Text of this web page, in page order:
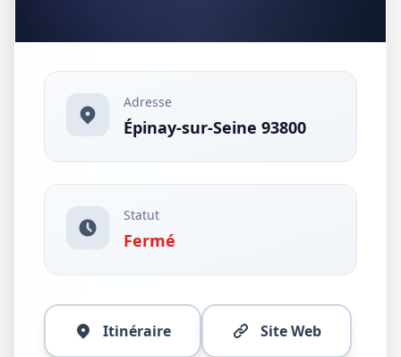
Adresse
Épinay-sur-Seine 93800
Statut
Fermé
Itinéraire Site Web